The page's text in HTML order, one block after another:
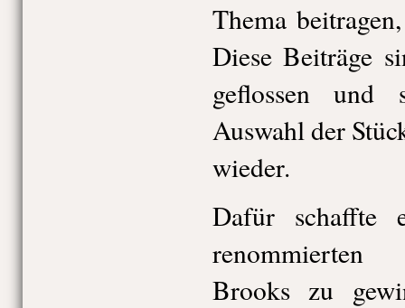
Thema
Diese Beiträge
geflossen
Auswahl der
wieder.
Dafür schaffte
Brooks zu